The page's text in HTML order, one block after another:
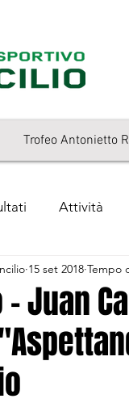
Trofeo Antonietto
Attività
- Juan
15 set 2018 Tempo